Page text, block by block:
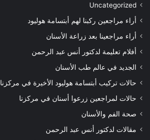
Uncategorized
أراء مراجعين ركبنا لهم أبتسامة هوليود
أراء مراجعينا بعد زراعة الأسنان
أفلام تعليمة لدكتور أنس عبد الرحمن
الجديد في عالم طب الأسنان
حالات تركيب أبتسامة هوليود الأخيرة في مركزنا
حالات لمراجعين زرعوا أسنان في مركزنا
صحة الفم والأسنان
مقالات لدكتور أنس عبد الرحمن